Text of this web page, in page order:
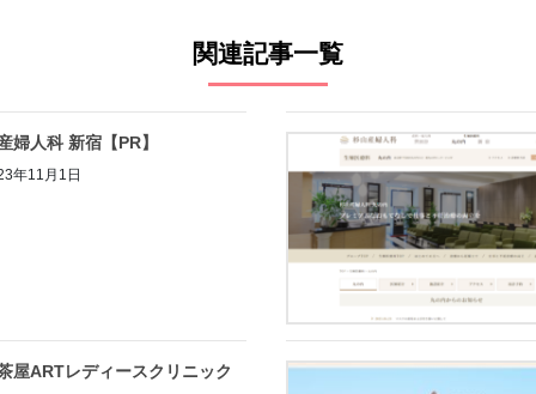
関連記事一覧
婦人科 新宿【PR】
年11月1日
屋ARTレディースクリニック